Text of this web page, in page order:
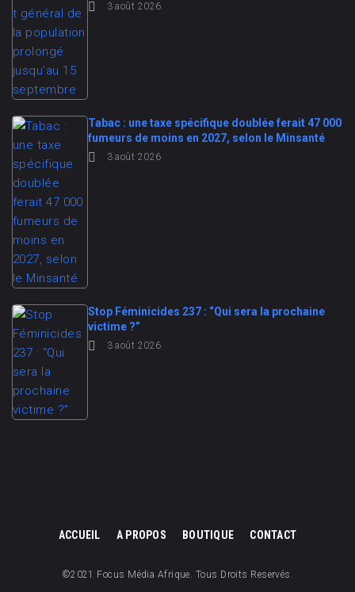
3 août 2026
Tabac : une taxe spécifique doublée ferait 47 000
fumeurs de moins en 2027, selon le Minsanté
3 août 2026
Stop Féminicides 237 : “Qui sera la prochaine
victime ?”
3 août 2026
ACCUEIL A PROPOS BOUTIQUE CONTACT
©2021 Focus Média Afrique. Tous Droits Reservés.